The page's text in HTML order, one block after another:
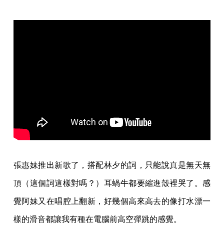
張惠妹推出新歌了，搭配林夕的詞，只能說真是無天無
頂（這個詞這樣對嗎？）耳蝸牛都要縮進殼裡哭了。感
覺阿妹又在唱腔上翻新，好幾個高來高去的像打水漂一
樣的滑音都讓我有種在電腦前高空彈跳的感覺。